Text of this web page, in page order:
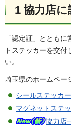
1 協力店に
「認定証」ととも
トステッカーを交付
い。
埼玉県のホームペー
シールステッカ
マグネットステ
協力店